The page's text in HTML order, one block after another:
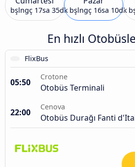
bşlngç 17sa 35dk bşlngç 16sa 10dk
En hızlı
FlixBus
05:50
Crotone
Otobüs Terminali
22:00
Cenova
Otobüs Durağı Fanti